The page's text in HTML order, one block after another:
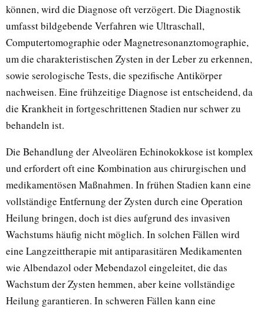
können, wird die Diagnose oft verzögert. Die Diagnostik
umfasst bildgebende Verfahren wie Ultraschall,
Computertomographie oder Magnetresonanztomographie,
um die charakteristischen Zysten in der Leber zu erkennen,
sowie serologische Tests, die spezifische Antikörper
nachweisen. Eine frühzeitige Diagnose ist entscheidend, da
die Krankheit in fortgeschrittenen Stadien nur schwer zu
behandeln ist.
Die Behandlung der Alveolären Echinokokkose ist komplex
und erfordert oft eine Kombination aus chirurgischen und
medikamentösen Maßnahmen. In frühen Stadien kann eine
vollständige Entfernung der Zysten durch eine Operation
Heilung bringen, doch ist dies aufgrund des invasiven
Wachstums häufig nicht möglich. In solchen Fällen wird
eine Langzeittherapie mit antiparasitären Medikamenten
wie Albendazol oder Mebendazol eingeleitet, die das
Wachstum der Zysten hemmen, aber keine vollständige
Heilung garantieren. In schweren Fällen kann eine